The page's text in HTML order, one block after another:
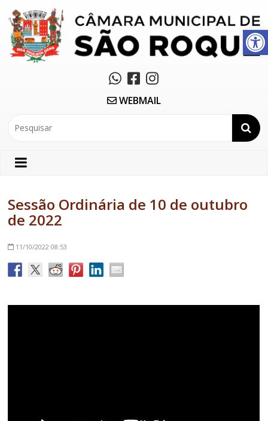
Abrir a barra de ferramentas
WEBMAIL
Sessão Ordinária de 10 de outubro
de 2022
11/10/2022 08:53